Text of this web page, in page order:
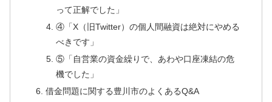
って正解でした」
④「X（旧Twitter）の個人間融資は絶対にやめる
べきです」
⑤「自営業の資金繰りで、あわや口座凍結の危
機でした」
借金問題に関する豊川市のよくあるQ&A